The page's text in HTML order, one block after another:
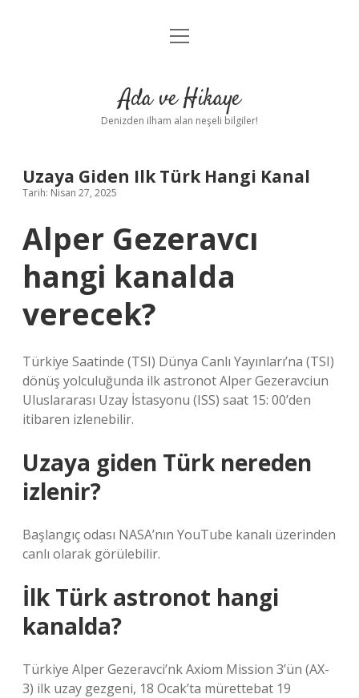
Anasayfa
Yasal Uyarı
menüyü
Ada ve Hikaye
Denizden ilham alan neşeli bilgiler!
Uzaya Giden Ilk Türk Hangi Kanal
Tarih: Nisan 27, 2025
Alper Gezeravcı
hangi kanalda
verecek?
Türkiye Saatinde (TSI) Dünya Canlı Yayınları’na (TSI)
dönüş yolculuğunda ilk astronot Alper Gezeravciun
Uluslararası Uzay İstasyonu (ISS) saat 15: 00’den
itibaren izlenebilir.
Uzaya giden Türk nereden
izlenir?
Başlangıç ​​odası NASA’nın YouTube kanalı üzerinden
canlı olarak görülebilir.
İlk Türk astronot hangi
kanalda?
Türkiye Alper Gezeravci’nk Axiom Mission 3’ün (AX-
3) ilk uzay gezgeni, 18 Ocak’ta mürettebat 19